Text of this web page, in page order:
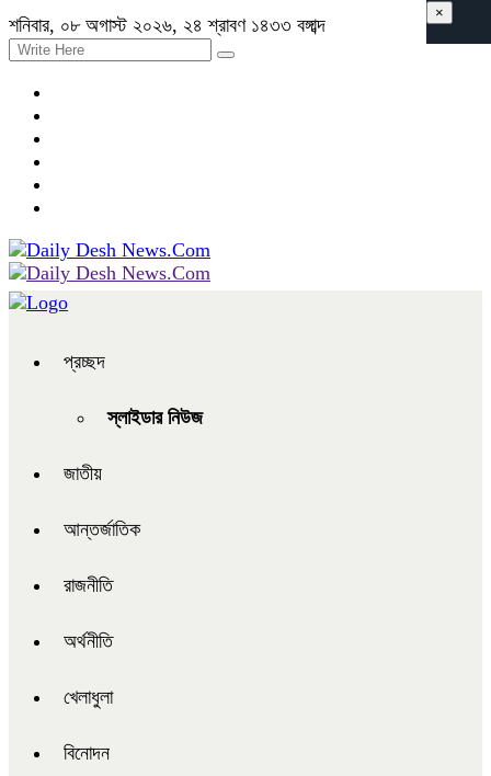
শনিবার, ০৮ অগাস্ট ২০২৬, ২৪ শ্রাবণ ১৪৩৩ বঙ্গাব্দ
প্রচ্ছদ
স্লাইডার নিউজ
জাতীয়
আন্তর্জাতিক
রাজনীতি
অর্থনীতি
খেলাধুলা
বিনোদন
×